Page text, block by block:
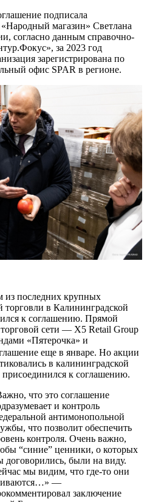
подписала
магазин» Светлана
согласно данным справочно-
за 2023 год
зарегистрирована по
офис SPAR в регионе.
из последних крупных
торговли в Калининградской
к соглашению. Прямой
сети — X5 Retail Group
«Пятерочка» и
еще в январе. Но акции
в калининградской
к соглашению.
что это соглашение
и контроль
антимонопольной
что позволит обеспечить
контроля. Очень важно,
“синие” ценники, о которых
договорились, были на виду.
мы видим, что где-то они
—
заключение